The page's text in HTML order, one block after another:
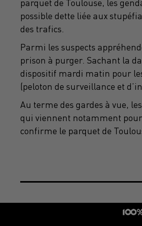
parquet de Toulouse, les
possible dette liée aux
des trafics.
Parmi les suspects
prison à purger. Sachant la
dispositif mardi matin pour
(peloton de surveillance et
Au terme des gardes à vue,
qui viennent notamment
confirme le parquet de